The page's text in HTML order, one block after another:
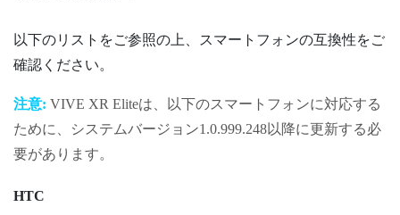
以下のリストをご参照の上、スマートフォンの互換性をご
確認ください。
注意: VIVE XR Eliteは、以下のスマートフォンに対応する
ために、システムバージョン1.0.999.248以降に更新する必
要があります。
HTC